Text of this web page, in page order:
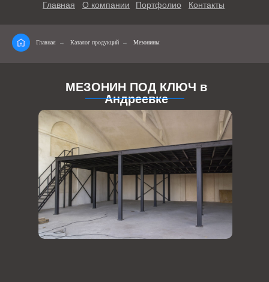
Контакты
Портфолио
О компании
Главная
Главная → Каталог продукций → Мезонины
МЕЗОНИН ПОД КЛЮЧ в
Андреевке